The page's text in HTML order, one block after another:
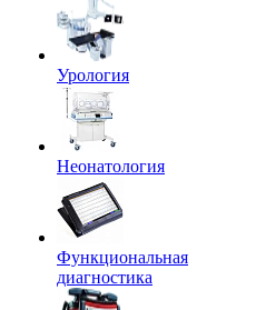
Урология
Неонатология
Функциональная
диагностика